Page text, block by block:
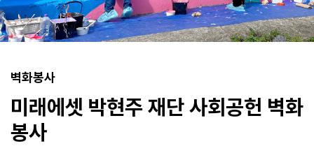
벽화봉사
미래에셋 박현주 재단 사회공헌 벽화
봉사